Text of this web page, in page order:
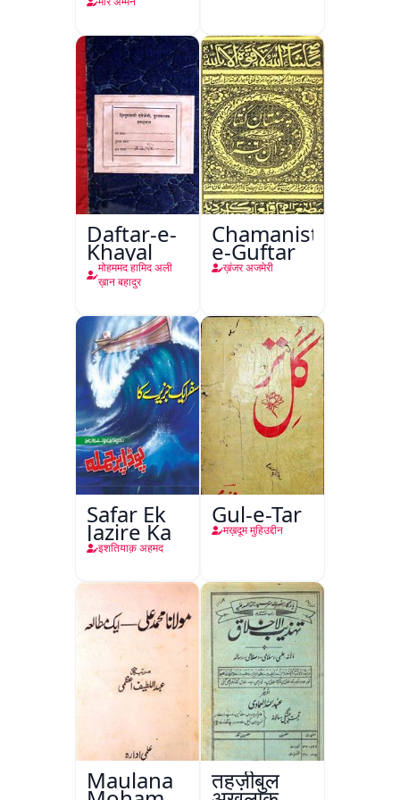
Daftar-e-
Khayal
मोहममद हामिद अली
ख़ान बहादुर
Chamanistan-
e-Guftar
ख़ंजर अजमेरी
Safar Ek
Jazire Ka
इशतियाक़ अहमद
Gul-e-Tar
मख़दूम मुहिउद्दीन
Maulana तहज़ीबुल